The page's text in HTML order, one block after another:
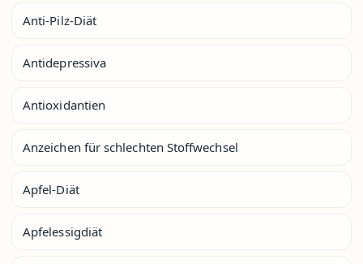
Anti-Pilz-Diät
Antidepressiva
Antioxidantien
Anzeichen für schlechten Stoffwechsel
Apfel-Diät
Apfelessigdiät